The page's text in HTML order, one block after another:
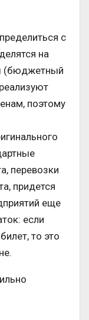
с
на
(бюджетный
поэтому
перевозки
придется
еще
если
то это